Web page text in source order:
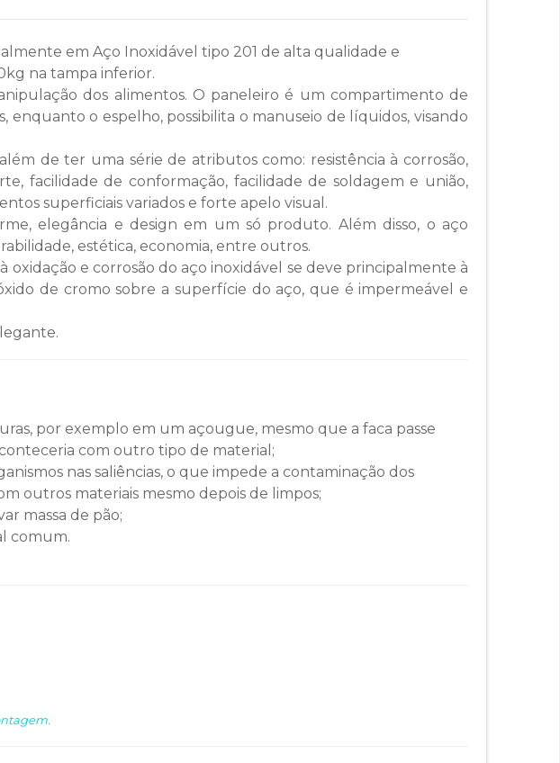
em Aço Inoxidável tipo 201 de alta qualidade e
na tampa inferior.
dos alimentos. O paneleiro é um compartimento de
o espelho, possibilita o manuseio de líquidos, visando
de ter uma série de atributos como: resistência à corrosão,
facilidade de conformação, facilidade de soldagem e união,
superficiais variados e forte apelo visual.
elegância e design em um só produto. Além disso, o aço
estética, economia, entre outros.
oxidação e corrosão do aço inoxidável se deve principalmente à
de cromo sobre a superfície do aço, que é impermeável e
por exemplo em um açougue, mesmo que a faca passe
com outro tipo de material;
nas saliências, o que impede a contaminação dos
outros materiais mesmo depois de limpos;
massa de pão;
comum.